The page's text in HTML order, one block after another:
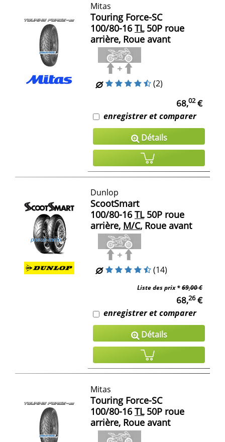
Mitas
Touring Force-SC
100/80-16 TL50P roue
arrière, Roue avant
(2)
68,02€
enregistrer et comparer
Détails
Dunlop
ScootSmart
100/80-16 TL50P roue
arrière, M/C, Roue avant
(14)
Liste des prix *69,00 €
68,26€
enregistrer et comparer
Détails
Mitas
Touring Force-SC
100/80-16 TL50P roue
arrière, Roue avant